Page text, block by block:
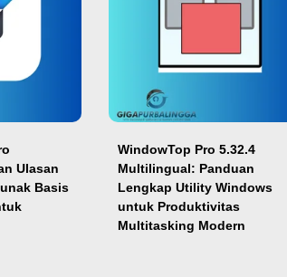
Ulasan
Basis
WindowTop Pro 5.32.4
Multilingual: Panduan
Lengkap Utility Windows
untuk Produktivitas
Multitasking Modern